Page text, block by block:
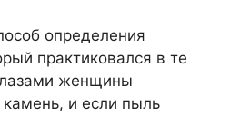
определения
практиковался в те
женщины
и если пыль